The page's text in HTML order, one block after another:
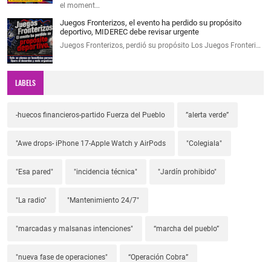
el moment…
Juegos Fronterizos, el evento ha perdido su propósito
deportivo, MIDEREC debe revisar urgente
Juegos Fronterizos, perdió su propósito Los Juegos Fronteri…
LABELS
-huecos financieros-partido Fuerza del Pueblo ”alerta verde”
"Awe drops- iPhone 17-Apple Watch y AirPods "Colegiala"
"Esa pared" "incidencia técnica" "Jardín prohibido"
"La radio" "Mantenimiento 24/7"
"marcadas y malsanas intenciones" “marcha del pueblo”
"nueva fase de operaciones" “Operación Cobra”